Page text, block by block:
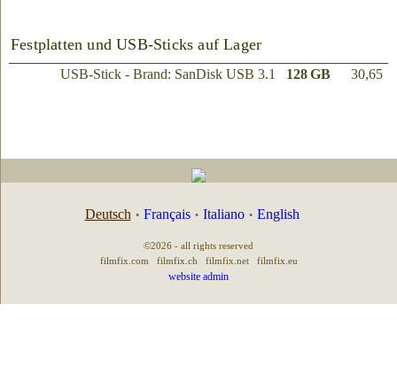
Festplatten und USB-Sticks auf Lager
USB-Stick - Brand: SanDisk USB 3.1 128 GB 30,65
Deutsch • Français • Italiano • English
©2026 - all rights reserved
filmfix.com
filmfix.ch filmfix.net filmfix.eu
website admin